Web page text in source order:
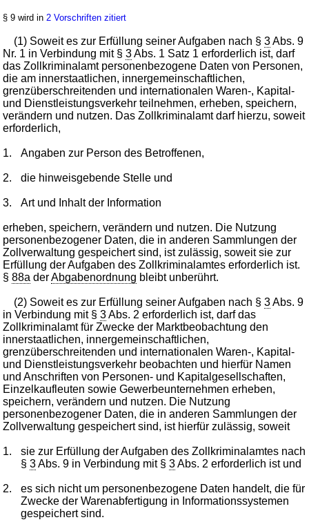
§ 9 wird in 2 Vorschriften zitiert
(1) Soweit es zur Erfüllung seiner Aufgaben nach §3Abs. 9
Nr. 1 in Verbindung mit §3Abs. 1 Satz 1 erforderlich ist, darf
das Zollkriminalamt personenbezogene Daten von Personen,
die am innerstaatlichen, innergemeinschaftlichen,
grenzüberschreitenden und internationalen Waren-, Kapital-
und Dienstleistungsverkehr teilnehmen, erheben, speichern,
verändern und nutzen. Das Zollkriminalamt darf hierzu, soweit
erforderlich,
1. Angaben zur Person des Betroffenen,
2. die hinweisgebende Stelle und
3. Art und Inhalt der Information
erheben, speichern, verändern und nutzen. Die Nutzung
personenbezogener Daten, die in anderen Sammlungen der
Zollverwaltung gespeichert sind, ist zulässig, soweit sie zur
Erfüllung der Aufgaben des Zollkriminalamtes erforderlich ist.
§88a derAbgabenordnung bleibt unberührt.
(2) Soweit es zur Erfüllung seiner Aufgaben nach §3Abs. 9
in Verbindung mit §3Abs. 2 erforderlich ist, darf das
Zollkriminalamt für Zwecke der Marktbeobachtung den
innerstaatlichen, innergemeinschaftlichen,
grenzüberschreitenden und internationalen Waren-, Kapital-
und Dienstleistungsverkehr beobachten und hierfür Namen
und Anschriften von Personen- und Kapitalgesellschaften,
Einzelkaufleuten sowie Gewerbeunternehmen erheben,
speichern, verändern und nutzen. Die Nutzung
personenbezogener Daten, die in anderen Sammlungen der
Zollverwaltung gespeichert sind, ist hierfür zulässig, soweit
1.
sie zur Erfüllung der Aufgaben des Zollkriminalamtes nach
§3Abs. 9 in Verbindung mit §3Abs. 2 erforderlich ist und
2.
es sich nicht um personenbezogene Daten handelt, die für
Zwecke der Warenabfertigung in Informationssystemen
gespeichert sind.